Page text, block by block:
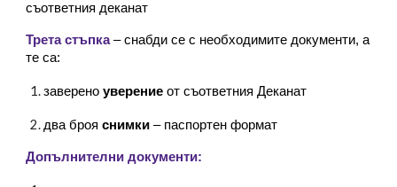
съответния деканат
Трета стъпка – снабди се с необходимите документи, а
те са:
завереноуверение от съответния Деканат
два брояснимки – паспортен формат
Допълнителни документи: